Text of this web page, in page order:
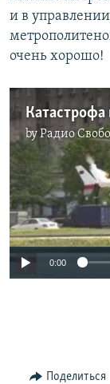
и в
очень хорошо!
Катастрофа
byРадио
No
0:00
Поделиться